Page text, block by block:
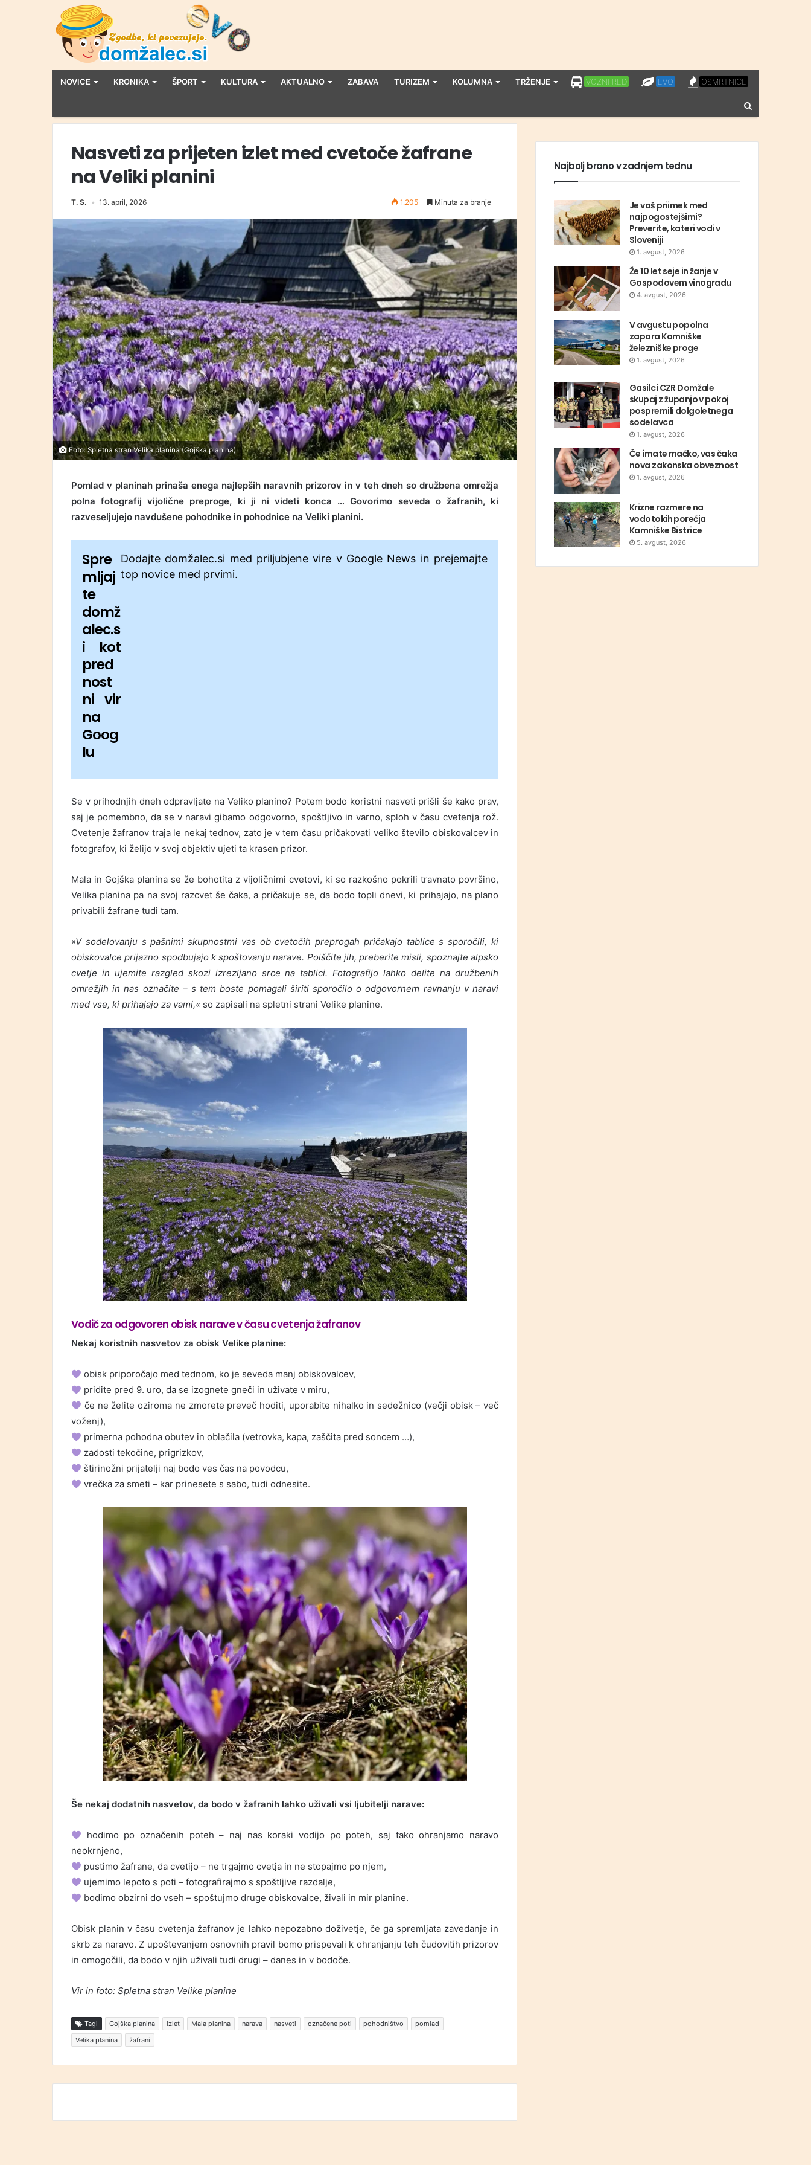
NOVICE KRONIKA ŠPORT KULTURA AKTUALNO ZABAVA TURIZEM KOLUMNA TRŽENJE LPP
VOZNI RED EVO
EVO OSMRTNICE
OSMRTNICE
Nasveti za prijeten izlet med cvetoče žafrane
na Veliki planini
T. S. 13. april, 2026 1.205 Minuta za branje
Foto: Spletna stran Velika planina (Gojška planina)
Pomlad v planinah prinaša enega najlepših naravnih prizorov in v teh dneh so družbena omrežja
polna fotografij vijolične preproge, ki ji ni videti konca … Govorimo seveda o žafranih, ki
razveseljujejo navdušene pohodnike in pohodnice na Veliki planini.
Spre
mljaj
te
domž
alec.s
i kot
pred
nost
ni vir
na
Goog
lu
Dodajte domžalec.si med priljubjene vire v Google News in prejemajte
top novice med prvimi.
Se v prihodnjih dneh odpravljate na Veliko planino? Potem bodo koristni nasveti prišli še kako prav,
saj je pomembno, da se v naravi gibamo odgovorno, spoštljivo in varno, sploh v času cvetenja rož.
Cvetenje žafranov traja le nekaj tednov, zato je v tem času pričakovati veliko število obiskovalcev in
fotografov, ki želijo v svoj objektiv ujeti ta krasen prizor.
Mala in Gojška planina se že bohotita z vijoličnimi cvetovi, ki so razkošno pokrili travnato površino,
Velika planina pa na svoj razcvet še čaka, a pričakuje se, da bodo topli dnevi, ki prihajajo, na plano
privabili žafrane tudi tam.
»V sodelovanju s pašnimi skupnostmi vas ob cvetočih preprogah pričakajo tablice s sporočili, ki
obiskovalce prijazno spodbujajo k spoštovanju narave. Poiščite jih, preberite misli, spoznajte alpsko
cvetje in ujemite razgled skozi izrezljano srce na tablici. Fotografijo lahko delite na družbenih
omrežjih in nas označite – s tem boste pomagali širiti sporočilo o odgovornem ravnanju v naravi
med vse, ki prihajajo za vami,« so zapisali na spletni strani Velike planine.
Vodič za odgovoren obisk narave v času cvetenja žafranov
Nekaj koristnih nasvetov za obisk Velike planine:
obisk priporočajo med tednom, ko je seveda manj obiskovalcev,
pridite pred 9. uro, da se izognete gneči in uživate v miru,
če ne želite oziroma ne zmorete preveč hoditi, uporabite nihalko in sedežnico (večji obisk – več
voženj),
primerna pohodna obutev in oblačila (vetrovka, kapa, zaščita pred soncem …),
zadosti tekočine, prigrizkov,
štirinožni prijatelji naj bodo ves čas na povodcu,
vrečka za smeti – kar prinesete s sabo, tudi odnesite.
Še nekaj dodatnih nasvetov, da bodo v žafranih lahko uživali vsi ljubitelji narave:
hodimo po označenih poteh – naj nas koraki vodijo po poteh, saj tako ohranjamo naravo
neokrnjeno,
pustimo žafrane, da cvetijo – ne trgajmo cvetja in ne stopajmo po njem,
ujemimo lepoto s poti – fotografirajmo s spoštljive razdalje,
bodimo obzirni do vseh – spoštujmo druge obiskovalce, živali in mir planine.
Obisk planin v času cvetenja žafranov je lahko nepozabno doživetje, če ga spremljata zavedanje in
skrb za naravo. Z upoštevanjem osnovnih pravil bomo prispevali k ohranjanju teh čudovitih prizorov
in omogočili, da bodo v njih uživali tudi drugi – danes in v bodoče.
Vir in foto: Spletna stran Velike planine
Tagi Gojška planina izlet Mala planina narava nasveti označene poti pohodništvo
pomlad
Velika planina
žafrani
Najbolj brano v zadnjem tednu
Je vaš priimek med
najpogostejšimi?
Preverite, kateri vodi v
Sloveniji
1. avgust, 2026
Že 10 let seje in žanje v
Gospodovem vinogradu
4. avgust, 2026
V avgustu popolna
zapora Kamniške
železniške proge
1. avgust, 2026
Gasilci CZR Domžale
skupaj z županjo v pokoj
pospremili dolgoletnega
sodelavca
1. avgust, 2026
Če imate mačko, vas čaka
nova zakonska obveznost
1. avgust, 2026
Krizne razmere na
vodotokih porečja
Kamniške Bistrice
5. avgust, 2026